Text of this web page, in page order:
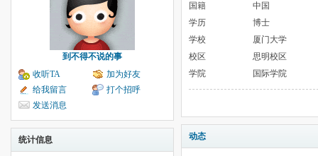
到不得不说的事
收听TA
加为好友
给我留言
打个招呼
发送消息
统计信息
国籍
中国
学历
博士
学校
厦门大学
校区
思明校区
学院
国际学院
动态